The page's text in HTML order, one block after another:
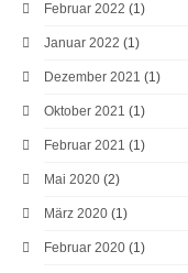
Februar 2022 (1)
Januar 2022 (1)
Dezember 2021 (1)
Oktober 2021 (1)
Februar 2021 (1)
Mai 2020 (2)
März 2020 (1)
Februar 2020 (1)